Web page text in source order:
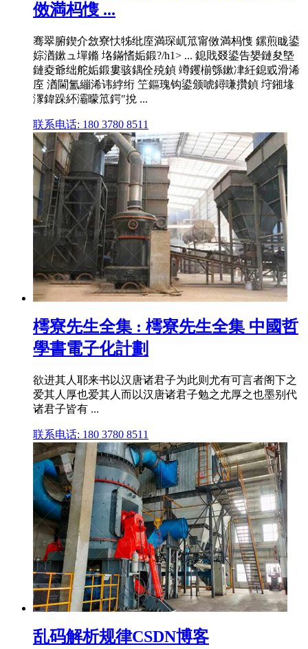
傚満杩愯 ...
骞翠腑鍥介敜寮忕牬纰庢満琛屼笟甯傚満杩愯 鏍煎眬鍙
婃湭鏉ュ墠鏅 垎鏋愭姤鍛?/h1> ... 鎴戝叕鍙告嫢鏈夋墍
鏈夌爺绌舵姤鍛婁骇鍝佺殑鍞 竴钁椾綔鏉冿紝鎴戜滑浠
庢 湭閫氳繃浠讳綍绗 笁鏂瑰钩鍙颁唬鐞嗛攢鍞 垨鎺堟
潈鍏跺紑灞曚笟鍔″挩 ...
联系电话: 180 3780 8511
樗寮先生全集 : 樗寮先生全集 中國哲
學書電子化計劃
欲进其人耶来书以汉唐诸君子为此则尤有可言者阁下之
爱其人厚也爱其人而以汉唐诸君子勉之尤厚之也墨别代
诸君子皆有 ...
联系电话: 180 3780 8511
乱码解析规律CSDN博客